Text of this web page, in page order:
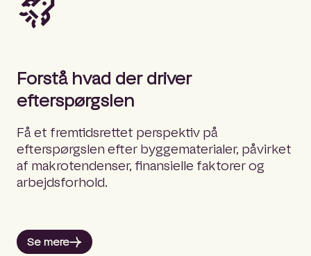
Forstå hvad der driver
efterspørgslen
Få et fremtidsrettet perspektiv på
efterspørgslen efter byggematerialer, påvirket
af makrotendenser, finansielle faktorer og
arbejdsforhold.
Se mere